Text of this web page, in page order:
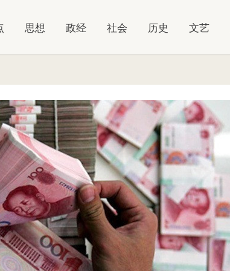
思想 政经 社会 历史 文艺